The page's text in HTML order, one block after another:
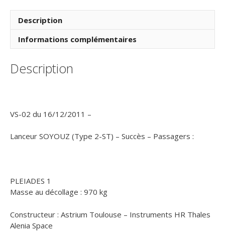
2011
Description
Informations complémentaires
Description
VS-02 du 16/12/2011 –
Lanceur SOYOUZ (Type 2-ST) – Succès – Passagers :
PLEIADES 1
Masse au décollage : 970 kg
Constructeur : Astrium Toulouse – Instruments HR Thales
Alenia Space